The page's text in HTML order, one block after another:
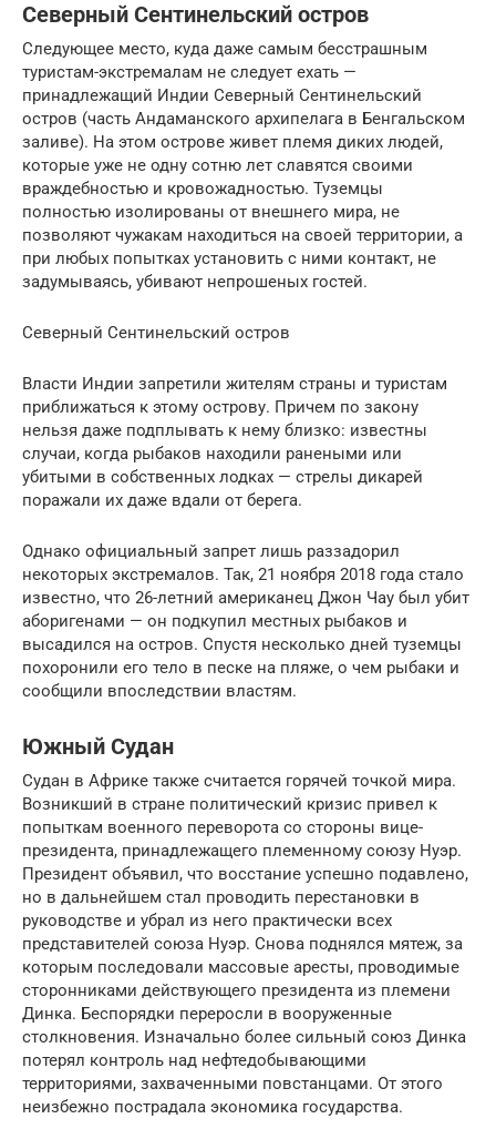
Северный Сентинельский остров
Следующее место, куда даже самым бесстрашным
туристам-экстремалам не следует ехать —
принадлежащий Индии Северный Сентинельский
остров (часть Андаманского архипелага в Бенгальском
заливе). На этом острове живет племя диких людей,
которые уже не одну сотню лет славятся своими
враждебностью и кровожадностью. Туземцы
полностью изолированы от внешнего мира, не
позволяют чужакам находиться на своей территории, а
при любых попытках установить с ними контакт, не
задумываясь, убивают непрошеных гостей.
Северный Сентинельский остров
Власти Индии запретили жителям страны и туристам
приближаться к этому острову. Причем по закону
нельзя даже подплывать к нему близко: известны
случаи, когда рыбаков находили ранеными или
убитыми в собственных лодках — стрелы дикарей
поражали их даже вдали от берега.
Однако официальный запрет лишь раззадорил
некоторых экстремалов. Так, 21 ноября 2018 года стало
известно, что 26-летний американец Джон Чау был убит
аборигенами — он подкупил местных рыбаков и
высадился на остров. Спустя несколько дней туземцы
похоронили его тело в песке на пляже, о чем рыбаки и
сообщили впоследствии властям.
Южный Судан
Судан в Африке также считается горячей точкой мира.
Возникший в стране политический кризис привел к
попыткам военного переворота со стороны вице-
президента, принадлежащего племенному союзу Нуэр.
Президент объявил, что восстание успешно подавлено,
но в дальнейшем стал проводить перестановки в
руководстве и убрал из него практически всех
представителей союза Нуэр. Снова поднялся мятеж, за
которым последовали массовые аресты, проводимые
сторонниками действующего президента из племени
Динка. Беспорядки переросли в вооруженные
столкновения. Изначально более сильный союз Динка
потерял контроль над нефтедобывающими
территориями, захваченными повстанцами. От этого
неизбежно пострадала экономика государства.